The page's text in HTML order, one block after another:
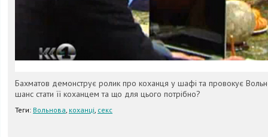
Бахматов демонструє ролик про коханця у шафі та провокує
шанс стати її коханцем та що для цього потрібно?
Теги: Вольнова, коханці, секс